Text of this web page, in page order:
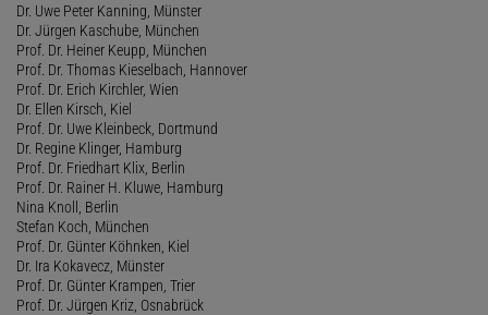
Dr. Uwe Peter Kanning, Münster
Dr. Jürgen Kaschube, München
Prof. Dr. Heiner Keupp, München
Prof. Dr. Thomas Kieselbach, Hannover
Prof. Dr. Erich Kirchler, Wien
Dr. Ellen Kirsch, Kiel
Prof. Dr. Uwe Kleinbeck, Dortmund
Dr. Regine Klinger, Hamburg
Prof. Dr. Friedhart Klix, Berlin
Prof. Dr. Rainer H. Kluwe, Hamburg
Nina Knoll, Berlin
Stefan Koch, München
Prof. Dr. Günter Köhnken, Kiel
Dr. Ira Kokavecz, Münster
Prof. Dr. Günter Krampen, Trier
Prof. Dr. Jürgen Kriz, Osnabrück